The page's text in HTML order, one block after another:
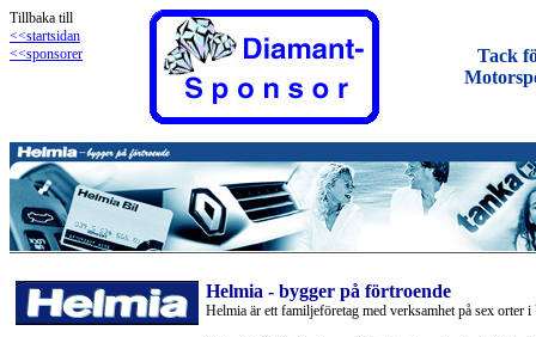
Tillbaka till
<<startsidan
<<sponsorer
Tack
Helmia - bygger på förtroende
Helmia är ett familjeföretag med verksamhet på sex orter